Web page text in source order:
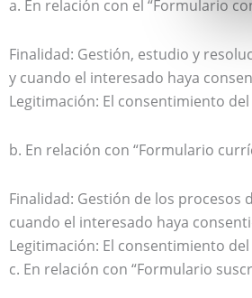
a. En relación con el “Formulario
Finalidad: Gestión, estudio y
y cuando el interesado haya
Legitimación: El consentimiento
b. En relación con “Formulario
Finalidad: Gestión de los
cuando el interesado haya
Legitimación: El consentimiento
c. En relación con “Formulario